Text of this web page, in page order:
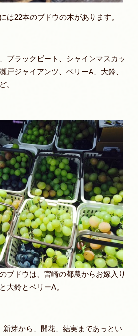
は22本のブドウの木があります。
ブラックビート、シャインマスカッ
戸ジャイアンツ、ベリーA、大鈴、
。
ブドウは、宮崎の都農からお嫁入り
大鈴とベリーA。
新芽から、開花、結実まであっとい